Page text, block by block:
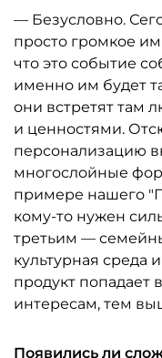
— Безусловно.
просто громкое
что это событие
именно им будет
они встретят там
и ценностями.
персонализацию
многослойные
примере нашего
кому-то нужен
третьим —
культурная среда
продукт попадает
интересам, тем
Появились ли